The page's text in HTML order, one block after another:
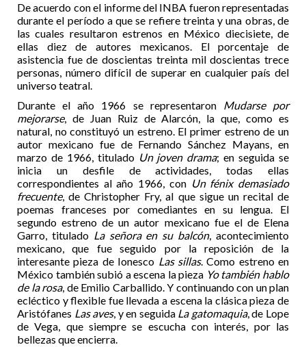
De acuerdo con el informe del INBA fueron representadas
durante el período a que se refiere treinta y una obras, de
las cuales resultaron estrenos en México diecisiete, de
ellas diez de autores mexicanos. El porcentaje de
asistencia fue de doscientas treinta mil doscientas trece
personas, número difícil de superar en cualquier país del
universo teatral.
Durante el año 1966 se representaron Mudarse por
mejorarse, de Juan Ruiz de Alarcón, la que, como es
natural, no constituyó un estreno. El primer estreno de un
autor mexicano fue de Fernando Sánchez Mayans, en
marzo de 1966, titulado Un joven drama; en seguida se
inicia un desfile de actividades, todas ellas
correspondientes al año 1966, con Un fénix demasiado
frecuente, de Christopher Fry, al que sigue un recital de
poemas franceses por comediantes en su lengua. El
segundo estreno de un autor mexicano fue el de Elena
Garro, titulado La señora en su balcón, acontecimiento
mexicano, que fue seguido por la reposición de la
interesante pieza de Ionesco Las sillas. Como estreno en
México también subió a escena la pieza Yo también hablo
de la rosa, de Emilio Carballido. Y continuando con un plan
ecléctico y flexible fue llevada a escena la clásica pieza de
Aristófanes Las aves, y en seguida La gatomaquia, de Lope
de Vega, que siempre se escucha con interés, por las
bellezas que encierra.